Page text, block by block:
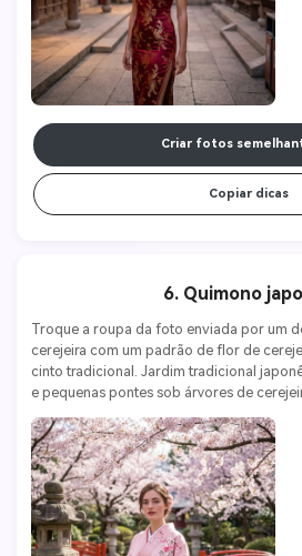
Criar fotos
Copiar dicas
6. Quimono
Troque a roupa da foto enviada por um
cerejeira com um padrão de flor de
cinto tradicional. Jardim tradicional
e pequenas pontes sob árvores de
100, f/2.0. Tranquilidade, tradição, estética